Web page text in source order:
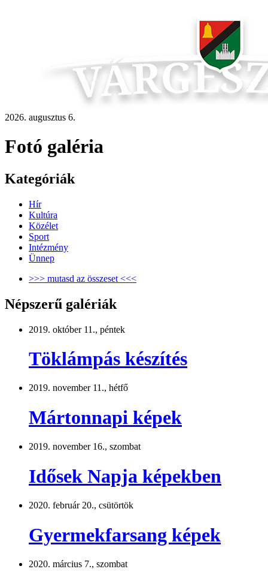
2026. augusztus 6.
Fotó galéria
Kategóriák
Hír
Kultúra
Közélet
Sport
Intézmény
Ünnep
>>> mutasd az összeset <<<
Népszerű galériák
2019. október 11., péntek
Töklámpás készítés
2019. november 11., hétfő
Mártonnapi képek
2019. november 16., szombat
Idősek Napja képekben
2020. február 20., csütörtök
Gyermekfarsang képek
2020. március 7., szombat